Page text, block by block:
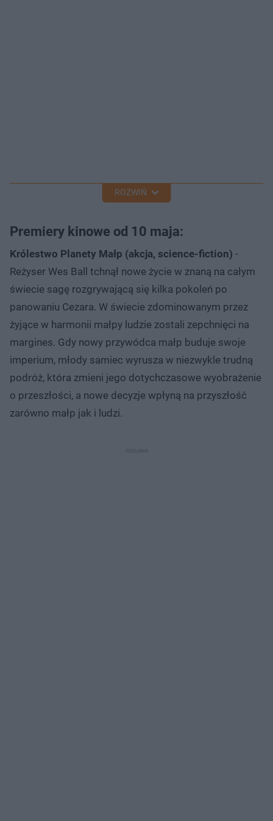
ROZWIŃ
Premiery kinowe od 10 maja:
Królestwo Planety Małp (akcja, science-fiction) -
Reżyser Wes Ball tchnął nowe życie w znaną na całym
świecie sagę rozgrywającą się kilka pokoleń po
panowaniu Cezara. W świecie zdominowanym przez
żyjące w harmonii małpy ludzie zostali zepchnięci na
margines. Gdy nowy przywódca małp buduje swoje
imperium, młody samiec wyrusza w niezwykle trudną
podróż, która zmieni jego dotychczasowe wyobrażenie
o przeszłości, a nowe decyzje wpłyną na przyszłość
zarówno małp jak i ludzi.